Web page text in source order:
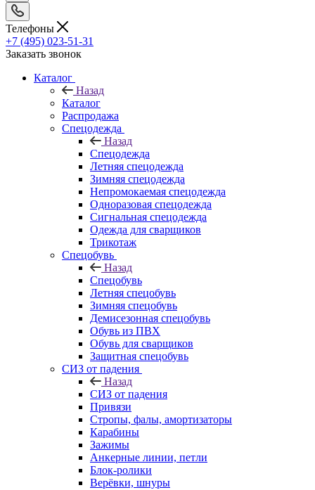
Телефоны
+7 (495) 023-51-31
Заказать звонок
Каталог
Назад
Каталог
Распродажа
Спецодежда
Назад
Спецодежда
Летняя спецодежда
Зимняя спецодежда
Непромокаемая спецодежда
Одноразовая спецодежда
Сигнальная спецодежда
Одежда для сварщиков
Трикотаж
Спецобувь
Назад
Спецобувь
Летняя спецобувь
Зимняя спецобувь
Демисезонная спецобувь
Обувь из ПВХ
Обувь для сварщиков
Защитная спецобувь
СИЗ от падения
Назад
СИЗ от падения
Привязи
Стропы, фалы, амортизаторы
Карабины
Зажимы
Анкерные линии, петли
Блок-ролики
Верёвки, шнуры